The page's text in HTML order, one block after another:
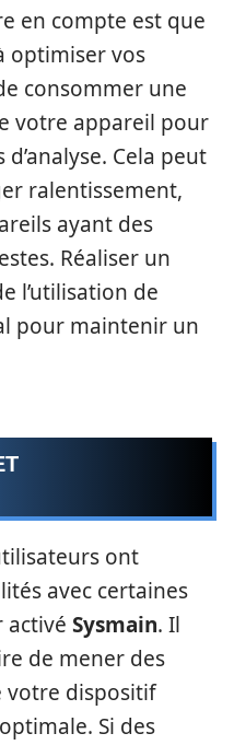
en compte est que
optimiser vos
consommer une
votre appareil pour
Cela peut
ralentissement,
ayant des
Réaliser un
l’utilisation de
pour maintenir un
ont
avec certaines
activé Sysmain. Il
de mener des
votre dispositif
Si des